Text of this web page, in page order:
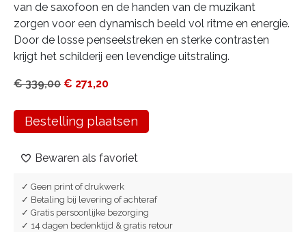
van de saxofoon en de handen van de muzikant
zorgen voor een dynamisch beeld vol ritme en energie.
Door de losse penseelstreken en sterke contrasten
krijgt het schilderij een levendige uitstraling.
€339,00 € 271,20
Bestelling plaatsen
Bewaren als favoriet
✓ Geen print of drukwerk
✓ Betaling bij levering of achteraf
✓ Gratis persoonlijke bezorging
✓ 14 dagen bedenktijd & gratis retour